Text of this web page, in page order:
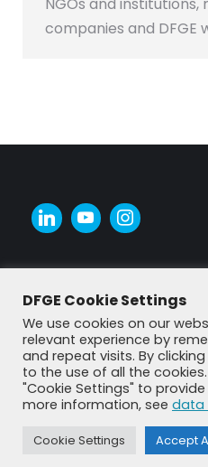
companies and DFGE
+49 8192 99 7 33-
DFGE Cookie Settings
We use cookies on our
relevant experience by
and repeat visits. By
to the use of all the
"Cookie Settings" to
more information, see data
Cookie Settings Accept